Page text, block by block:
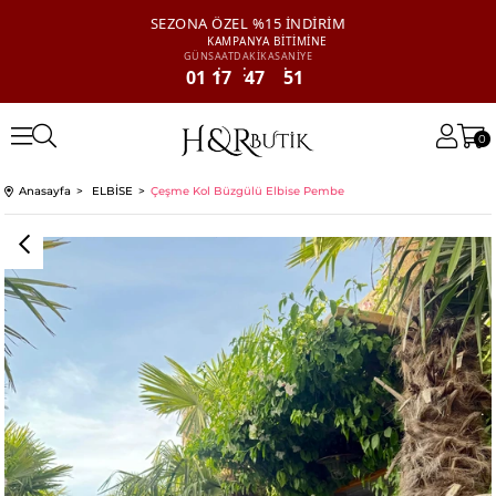
SEZONA ÖZEL %15 İNDİRİM
KAMPANYA BİTİMİNE
GÜN
01
SAAT
17
DAKİKA
47
SANİYE
51
0
Anasayfa ELBİSE Çeşme Kol Büzgülü Elbise Pembe